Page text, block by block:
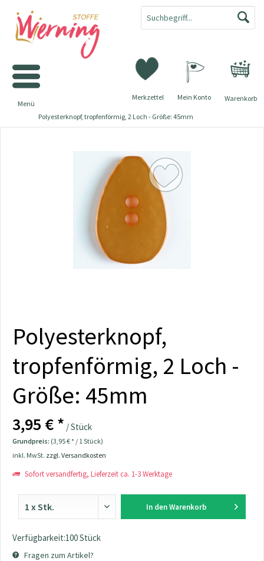
Warenkorb
Merkzettel Mein Konto
Menü
Polyesterknopf, tropfenförmig, 2 Loch - Größe: 45mm
Polyesterknopf,
tropfenförmig, 2 Loch -
Größe: 45mm
3,95 € * / Stück
Grundpreis: (3,95 € * / 1 Stück)
inkl. MwSt. zzgl. Versandkosten
Sofort versandfertig, Lieferzeit ca. 1-3 Werktage
In den Warenkorb
Verfügbarkeit:100 Stück
Fragen zum Artikel?